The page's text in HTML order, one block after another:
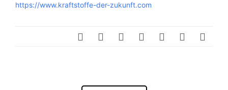
https://www.kraftstoffe-der-zukunft.com